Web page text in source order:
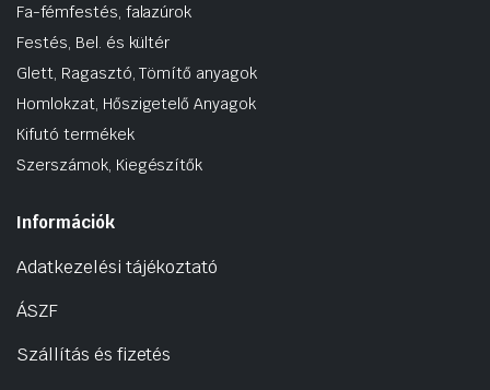
Fa-fémfestés, falazúrok
Festés, Bel. és kültér
Glett, Ragasztó, Tömítő anyagok
Homlokzat, Hőszigetelő Anyagok
Kifutó termékek
Szerszámok, Kiegészítők
Információk
Adatkezelési tájékoztató
ÁSZF
Szállítás és fizetés